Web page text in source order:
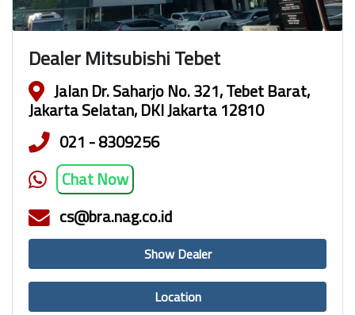
Dealer Mitsubishi Tebet
Jalan Dr. Saharjo No. 321, Tebet Barat,
Jakarta Selatan, DKI Jakarta 12810
021 - 8309256
Chat Now
cs@bra.nag.co.id
Show Dealer
Location